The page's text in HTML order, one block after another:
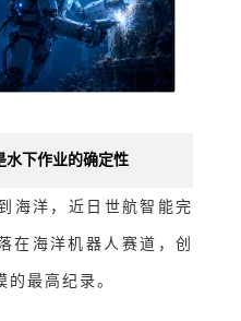
水下作业的确定性
海洋 ， 近日 世航智能完
在海洋机器人赛道，创
最高纪录。